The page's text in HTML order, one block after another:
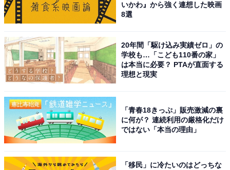
いかわ』から強く連想した映画
8選
20年間「駆け込み実績ゼロ」の
学校も…「こども110番の家」
は本当に必要？ PTAが直面する
理想と現実
「青春18きっぷ」販売激減の裏
に何が？ 連続利用の厳格化だけ
ではない「本当の理由」
「移民」に冷たいのはどっちな